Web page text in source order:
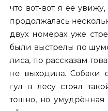
что вот-вот я её
продолжалась
двух номерах уже
были выстрелы по
лиса, по рассказам
не выходила. Собаки
гул в лесу стоял
тошно, но умудрённая